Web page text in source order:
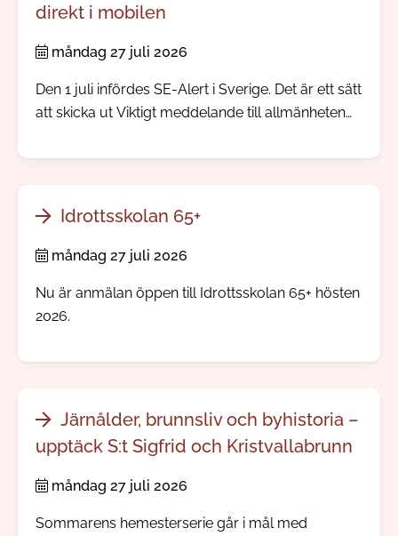
direkt i mobilen
måndag 27 juli 2026
Den 1 juli infördes SE-Alert i Sverige. Det är ett sätt
att skicka ut Viktigt meddelande till allmänheten
allvarligt händer. Ingen app eller registrering
Idrottsskolan 65+
måndag 27 juli 2026
Nu är anmälan öppen till Idrottsskolan 65+ hösten
2026.
Järnålder, brunnsliv och byhistoria –
upptäck S:t Sigfrid och Kristvallabrunn
måndag 27 juli 2026
Sommarens hemesterserie går i mål med